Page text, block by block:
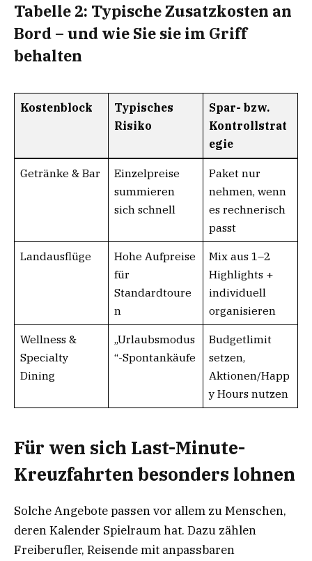
Tabelle 2: Typische Zusatzkosten an
Bord – und wie Sie sie im Griff
behalten
Kostenblock
Typisches
Risiko
Spar- bzw.
Kontrollstrat
egie
Getränke & Bar
Einzelpreise
summieren
sich schnell
Paket nur
nehmen, wenn
es rechnerisch
passt
Landausflüge
Hohe Aufpreise
für
Standardtoure
n
Mix aus 1–2
Highlights +
individuell
organisieren
Wellness &
Specialty
Dining
„Urlaubsmodus
“-Spontankäufe
Budgetlimit
setzen,
Aktionen/Happ
y Hours nutzen
Für wen sich Last-Minute-
Kreuzfahrten besonders lohnen
Solche Angebote passen vor allem zu Menschen,
deren Kalender Spielraum hat. Dazu zählen
Freiberufler, Reisende mit anpassbaren